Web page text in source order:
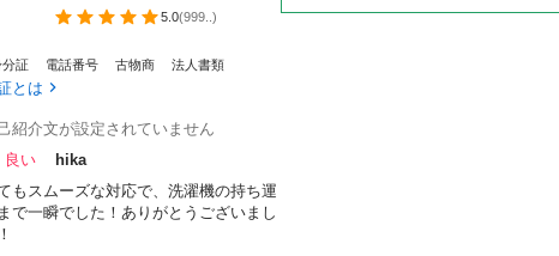
5.0(999.. )
分証 電話番号 古物商 法人書類
とは
紹介文が設定されていません
良い
hika
もスムーズな対応で、洗濯機の持ち運
で一瞬でした！ありがとうございまし